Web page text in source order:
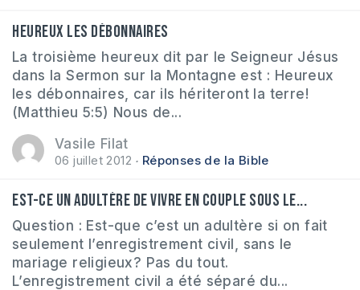
Heureux les débonnaires
La troisième heureux dit par le Seigneur Jésus
dans la Sermon sur la Montagne est : Heureux
les débonnaires, car ils hériteront la terre!
(Matthieu 5:5) Nous de...
Vasile Filat
06 juillet 2012 Réponses de la Bible
Est-ce un adultère de vivre en couple sous le...
Question : Est-que c’est un adultère si on fait
seulement l’enregistrement civil, sans le
mariage religieux? Pas du tout.
L’enregistrement civil a été séparé du...